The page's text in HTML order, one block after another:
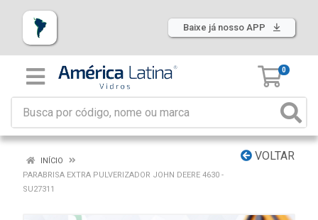
Baixe já nosso APP
0
VOLTAR
INÍCIO
PARABRISA EXTRA PULVERIZADOR JOHN DEERE 4630 -
SU27311